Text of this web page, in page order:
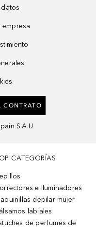
CONTRATO
S.A.U
CATEGORÍAS
e Iluminadores
depilar mujer
labiales
de perfumes de